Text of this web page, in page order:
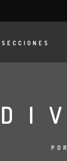
SECCIONES